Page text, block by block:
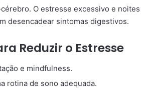
O estresse excessivo e noites
desencadear sintomas digestivos.
Reduzir o Estresse
e mindfulness.
rotina de sono adequada.